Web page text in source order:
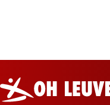
Oud-
Heverlee
Leuven